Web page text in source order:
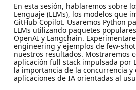
En esta sesión, hablaremos sobre
Lenguaje (LLMs), los modelos que
GitHub Copilot. Usaremos Python
LLMs utilizando paquetes
OpenAI y Langchain.
engineering y ejemplos de few-
nuestros resultados. Mostraremos
aplicación full stack impulsada por
la importancia de la concurrencia
aplicaciones de IA orientadas al